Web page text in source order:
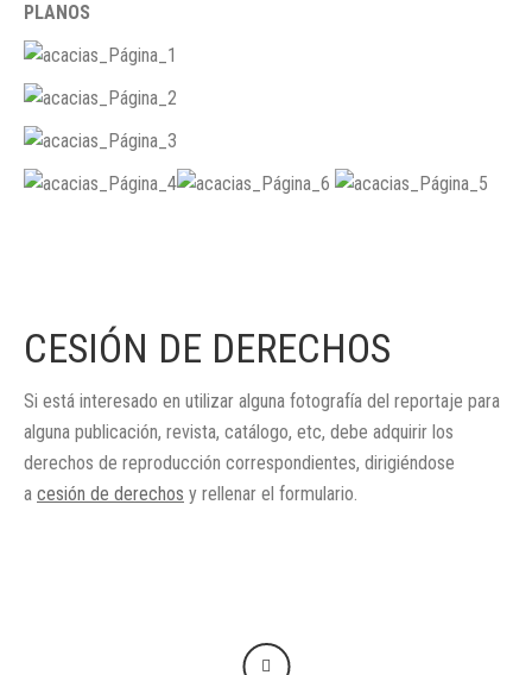
PLANOS
CESIÓN DE DERECHOS
Si está interesado en utilizar alguna fotografía del reportaje para
alguna publicación, revista, catálogo, etc, debe adquirir los
derechos de reproducción correspondientes, dirigiéndose
a cesión de derechos y rellenar el formulario.